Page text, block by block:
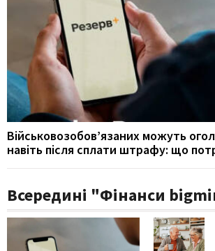
Військовозобов’язаних можуть
навіть після сплати штрафу: що
Всередині "Фінанси